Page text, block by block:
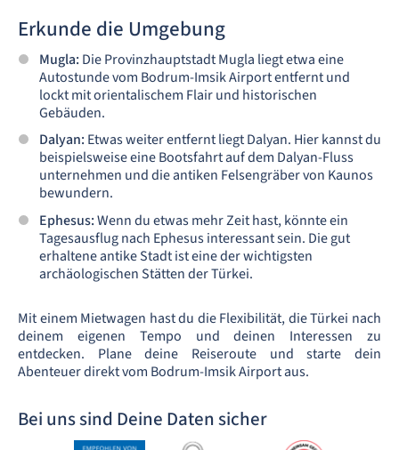
Erkunde die Umgebung
Mugla: Die Provinzhauptstadt Mugla liegt etwa eine
Autostunde vom Bodrum-Imsik Airport entfernt und
lockt mit orientalischem Flair und historischen
Gebäuden.
Dalyan: Etwas weiter entfernt liegt Dalyan. Hier kannst du
beispielsweise eine Bootsfahrt auf dem Dalyan-Fluss
unternehmen und die antiken Felsengräber von Kaunos
bewundern.
Ephesus:Wenn du etwas mehr Zeit hast, könnte ein
Tagesausflug nach Ephesus interessant sein. Die gut
erhaltene antike Stadt ist eine der wichtigsten
archäologischen Stätten der Türkei.
Mit einem Mietwagen hast du die Flexibilität, die Türkei nach
deinem eigenen Tempo und deinen Interessen zu
entdecken. Plane deine Reiseroute und starte dein
Abenteuer direkt vom Bodrum-Imsik Airport aus.
Bei uns sind Deine Daten sicher